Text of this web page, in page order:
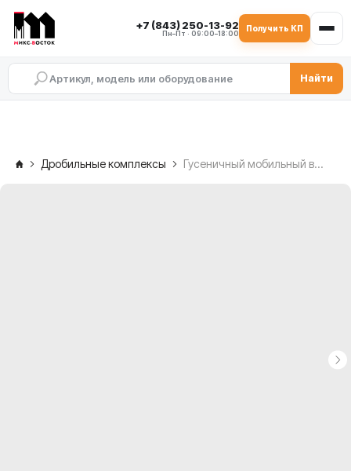
+7 (843) 250-13-92
Пн–Пт · 09:00–18:00
Получить КП
Найти
Дробильные комплексы Гусеничный мобильный вибрационный грохот SDMIX EMS933